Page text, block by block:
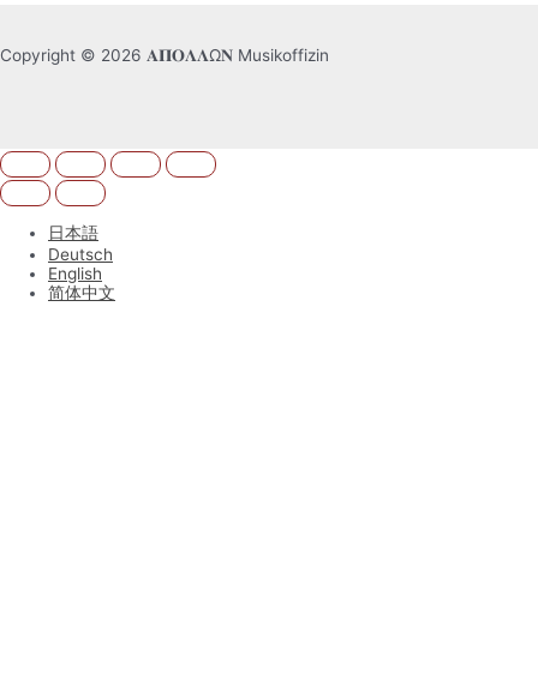
Copyright © 2026 𝚨𝚷𝚶𝚲𝚲Ω𝚴 Musikoffizin
日本語
Deutsch
English
简体中文